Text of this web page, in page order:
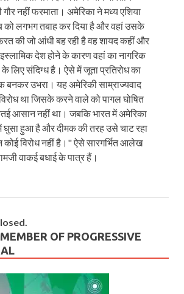
गौर नहीं फरमाता। अमेरिका ने मध्य एशिया
लगभग तबाह कर दिया है और वहां उसके
की जो आंधी बह रही है वह शायद कहीं और
देश होने के कारण वहां का नागरिक
लिए संदिग्ध है। ऐसे में जूता प्रतिरोध का
उभरा। यह अमेरिकी साम्राज्यवाद
था जिसके करने वाले को पागल घोषित
आसान नहीं था। जबकि भारत में अमेरिका
घुसा हुआ है और दीमक की तरह उसे चाट रहा
कोई विरोध नहीं है।" ऐसे सारगर्भित आलेख
वाकई बधाई के पात्र हैं।
OF PROGRESSIVE